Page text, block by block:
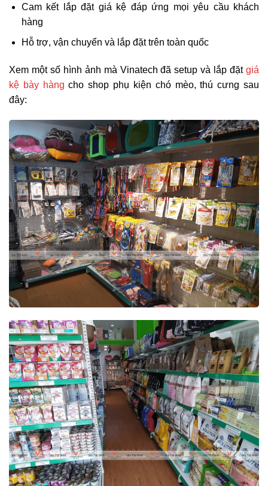
Cam kết lắp đặt giá kệ đáp ứng mọi yêu cầu khách
hàng
Hỗ trợ, vận chuyển và lắp đặt trên toàn quốc
Xem một số hình ảnh mà Vinatech đã setup và lắp đặt giá
kệ bày hàng cho shop phụ kiện chó mèo, thú cưng sau
đây: